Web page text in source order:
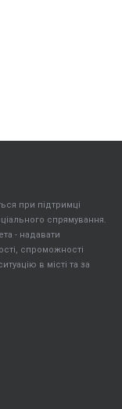
при підтримці
спрямування.
- надавати
спроможності
в місті та за